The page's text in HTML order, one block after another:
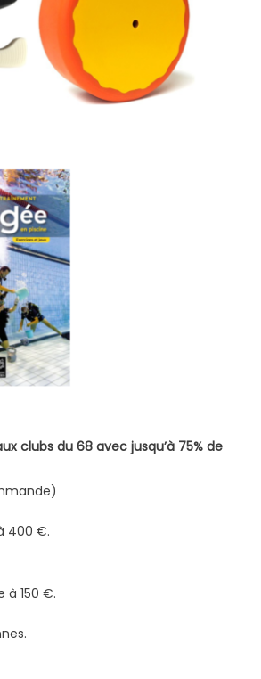
clubs du 68 avec jusqu’à 75% de
400 €.
à 150 €.